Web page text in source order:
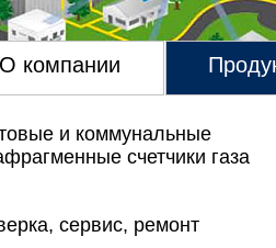
О компании
и коммунальные
счетчики газа
сервис, ремонт